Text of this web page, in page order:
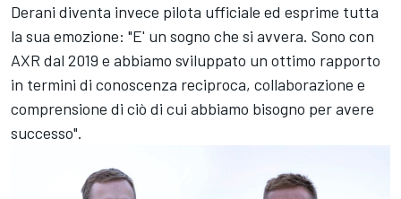
Derani diventa invece pilota ufficiale ed esprime tutta
la sua emozione: "E' un sogno che si avvera. Sono con
AXR dal 2019 e abbiamo sviluppato un ottimo rapporto
in termini di conoscenza reciproca, collaborazione e
comprensione di ciò di cui abbiamo bisogno per avere
successo".